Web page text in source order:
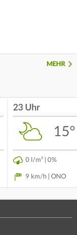
MEHR
23 Uhr
15°
0 l/m² | 0%
9 km/h | ONO